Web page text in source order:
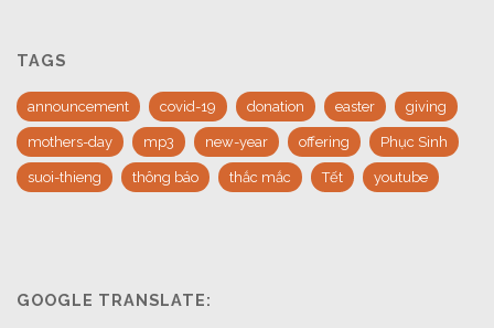
TAGS
announcement covid-19 donation easter giving
mothers-day mp3 new-year offering Phục Sinh
suoi-thieng thông báo thắc mắc Tết youtube
GOOGLE TRANSLATE: